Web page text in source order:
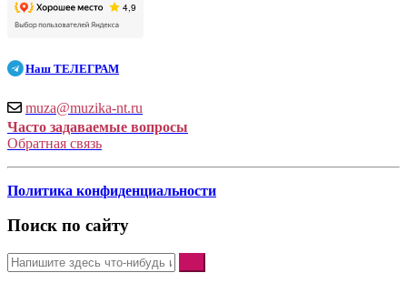
Наш ТЕЛЕГРАМ
muza@muzika-nt.ru
Часто задаваемые вопросы
Обратная связь
Политика конфиденциальности
Поиск по сайту